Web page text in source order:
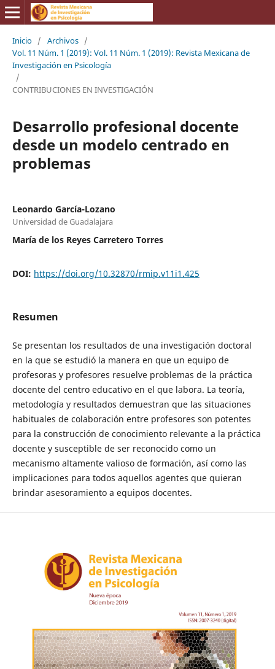
Inicio / Archivos /
Vol. 11 Núm. 1 (2019): Vol. 11 Núm. 1 (2019): Revista Mexicana de
Investigación en Psicología
/
CONTRIBUCIONES EN INVESTIGACIÓN
Desarrollo profesional docente
desde un modelo centrado en
problemas
Leonardo García-Lozano
Universidad de Guadalajara
María de los Reyes Carretero Torres
DOI: https://doi.org/10.32870/rmip.v11i1.425
Resumen
Se presentan los resultados de una investigación doctoral
en la que se estudió la manera en que un equipo de
profesoras y profesores resuelve problemas de la práctica
docente del centro educativo en el que labora. La teoría,
metodología y resultados demuestran que las situaciones
habituales de colaboración entre profesores son potentes
para la construcción de conocimiento relevante a la práctica
docente y susceptible de ser reconocido como un
mecanismo altamente valioso de formación, así como las
implicaciones para todos aquellos agentes que quieran
brindar asesoramiento a equipos docentes.